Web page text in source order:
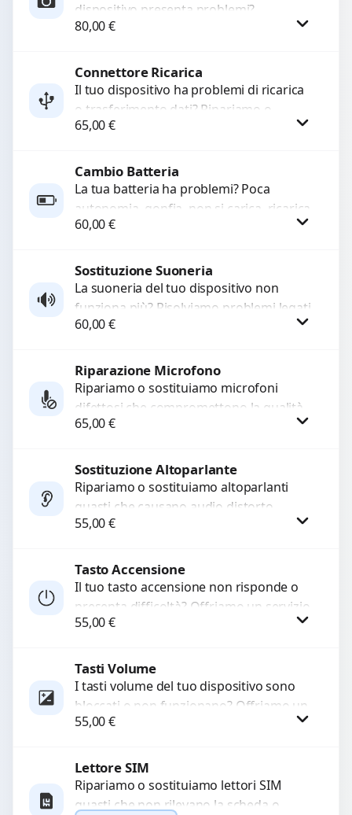
dispositivo presenta problemi?
Interveniamo per risolvere guasti come
funzionante,...
80,00€
Procedi
Connettore Ricarica
Il tuo dispositivo ha problemi di ricarica
o trasferimento dati? Ripariamo o
sostituiamo connettori di ricarica guasti,
65,00€
Procedi
Cambio Batteria
La tua batteria ha problemi? Poca
autonomia, gonfia, non si carica, ricarica
lenta o cicli di ricarica esauriti?
60,00€
Procedi
Sostituzione Suoneria
La suoneria del tuo dispositivo non
funziona più? Risolviamo problemi legati
a moduli audio difettosi con interventi
60,00€
Procedi
Riparazione Microfono
Ripariamo o sostituiamo microfoni
difettosi che compromettono la qualità
audio delle registrazioni o delle
di...
65,00€
Procedi
Sostituzione Altoparlante
Ripariamo o sostituiamo altoparlanti
guasti che causano audio distorto,
basso o assente. Utilizziamo ricambi di
55,00€
Procedi
Tasto Accensione
Il tuo tasto accensione non risponde o
presenta difficoltà? Offriamo un servizio
professionale di riparazione o
55,00€
Tasti Volume
I tasti volume del tuo dispositivo sono
bloccati o non funzionano? Offriamo un
servizio di riparazione o sostituzione
55,00€
Lettore SIM
Ripariamo o sostituiamo lettori SIM
guasti che non rilevano la scheda o